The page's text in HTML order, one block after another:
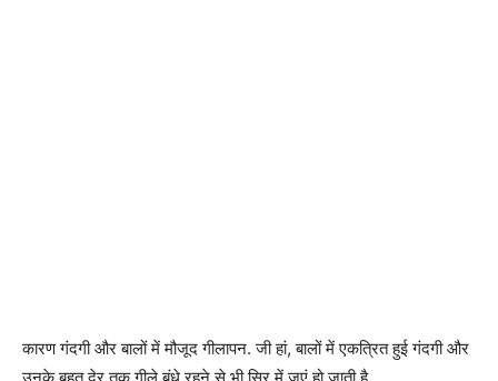
कारण गंदगी और बालों में मौजूद गीलापन. जी हां, बालों में एकत्रित हुई गंदगी और